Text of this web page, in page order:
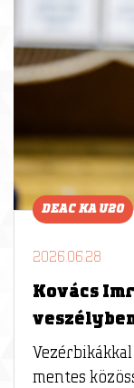
DEAC KA U20
2026.06.28
Kovács
mentes